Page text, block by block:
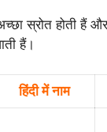
स्रोत होती हैं
हैं।
हिंदी में नाम